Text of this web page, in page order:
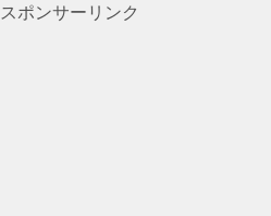
スポンサーリンク